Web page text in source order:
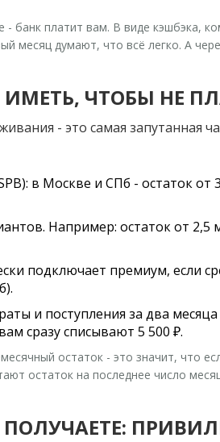
банк платит вам. В виде кэшбэка,
месяц думают, что всё легко. А
ЧТОБЫ НЕ
- это самая запутанная
: в Москве и СПб - остаток от
Например: остаток от
подключает премиум, если
и поступления за два
сразу списывают 5 500 ₽.
остаток - это значит, что
остаток на последнее число